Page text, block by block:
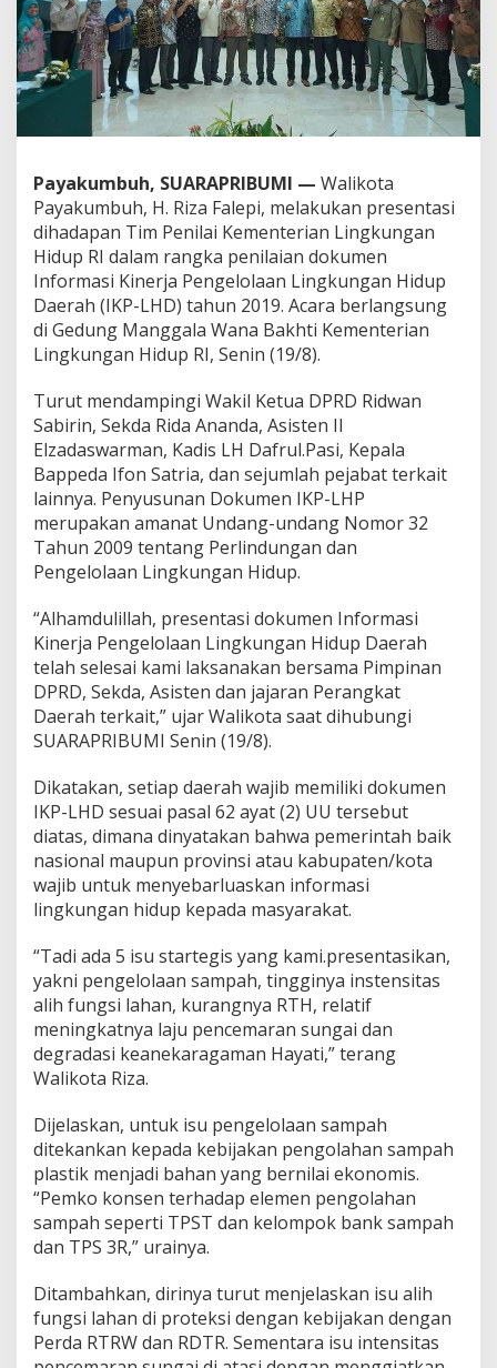
0
1
9
d
K
e
e
n
t
r
a
L
H
Payakumbuh, SUARAPRIBUMI — Walikota
Payakumbuh, H. Riza Falepi, melakukan presentasi
dihadapan Tim Penilai Kementerian Lingkungan
Hidup RI dalam rangka penilaian dokumen
Informasi Kinerja Pengelolaan Lingkungan Hidup
Daerah (IKP-LHD) tahun 2019. Acara berlangsung
di Gedung Manggala Wana Bakhti Kementerian
Lingkungan Hidup RI, Senin (19/8).
Turut mendampingi Wakil Ketua DPRD Ridwan
Sabirin, Sekda Rida Ananda, Asisten II
Elzadaswarman, Kadis LH Dafrul.Pasi, Kepala
Bappeda Ifon Satria, dan sejumlah pejabat terkait
lainnya. Penyusunan Dokumen IKP-LHP
merupakan amanat Undang-undang Nomor 32
Tahun 2009 tentang Perlindungan dan
Pengelolaan Lingkungan Hidup.
“Alhamdulillah, presentasi dokumen Informasi
Kinerja Pengelolaan Lingkungan Hidup Daerah
telah selesai kami laksanakan bersama Pimpinan
DPRD, Sekda, Asisten dan jajaran Perangkat
Daerah terkait,” ujar Walikota saat dihubungi
SUARAPRIBUMI Senin (19/8).
Dikatakan, setiap daerah wajib memiliki dokumen
IKP-LHD sesuai pasal 62 ayat (2) UU tersebut
diatas, dimana dinyatakan bahwa pemerintah baik
nasional maupun provinsi atau kabupaten/kota
wajib untuk menyebarluaskan informasi
lingkungan hidup kepada masyarakat.
“Tadi ada 5 isu startegis yang kami.presentasikan,
yakni pengelolaan sampah, tingginya instensitas
alih fungsi lahan, kurangnya RTH, relatif
meningkatnya laju pencemaran sungai dan
degradasi keanekaragaman Hayati,” terang
Walikota Riza.
Dijelaskan, untuk isu pengelolaan sampah
ditekankan kepada kebijakan pengolahan sampah
plastik menjadi bahan yang bernilai ekonomis.
“Pemko konsen terhadap elemen pengolahan
sampah seperti TPST dan kelompok bank sampah
dan TPS 3R,” urainya.
Ditambahkan, dirinya turut menjelaskan isu alih
fungsi lahan di proteksi dengan kebijakan dengan
Perda RTRW dan RDTR. Sementara isu intensitas